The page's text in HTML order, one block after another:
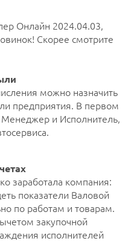
Онлайн 2024.04.03,
Скорее смотрите
можно назначить
предприятия. В первом
Менеджер и Исполнитель,
заработала компания:
показатели Валовой
по работам и товарам.
закупочной
исполнителей